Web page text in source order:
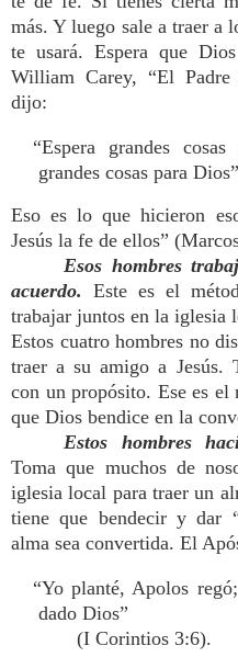
más. Y luego sale a traer a
te usará. Espera que
William Carey, “El
dijo:
“Espera grandes
grandes cosas para
Eso es lo que hicieron
Jesús la fe de ellos”
Esos hombres
acuerdo. Este es el
trabajar juntos en la iglesia
Estos cuatro hombres no
traer a su amigo a Jesús.
con un propósito. Ese es el
que Dios bendice en la
Estos hombres
Toma que muchos de
iglesia local para traer un
tiene que bendecir y dar
alma sea convertida. El
“Yo planté, Apolos
dado Dios”
(I Corintios 3:6).